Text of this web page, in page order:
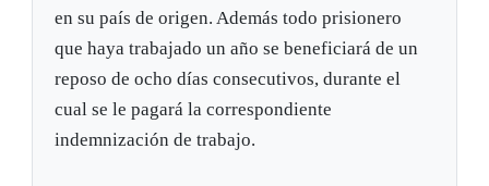
en su país de origen. Además todo prisionero
que haya trabajado un año se beneficiará de un
reposo de ocho días consecutivos, durante el
cual se le pagará la correspondiente
indemnización de trabajo.